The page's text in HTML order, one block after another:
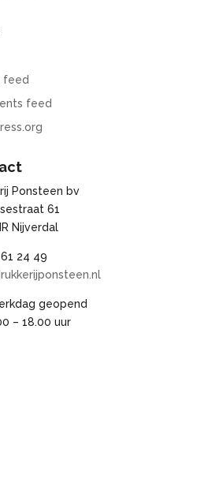
feed
feed
Ponsteen bv
61
Nijverdal
24 49
geopend
– 18.00 uur